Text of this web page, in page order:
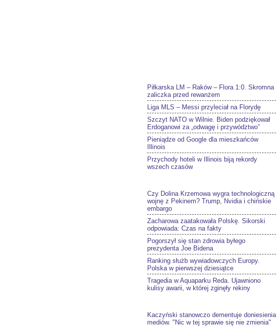
Piłkarska LM – Raków – Flora 1:0. Skromna
zaliczka przed rewanżem
Liga MLS – Messi przyleciał na Florydę
Szczyt NATO w Wilnie. Biden podziękował
Erdoganowi za „odwagę i przywództwo”
Pieniądze od Google dla mieszkańców
Illinois
Przychody hoteli w Illinois biją rekordy
wszech czasów
Czy Dolina Krzemowa wygra technologiczną
wojnę z Pekinem? Trump, Nvidia i chińskie
embargo
Zacharowa zaatakowała Polskę. Sikorski
odpowiada: Czas na fakty
Pogorszył się stan zdrowia byłego
prezydenta Joe Bidena
Ranking służb wywiadowczych Europy.
Polska w pierwszej dziesiątce
Tragedia w Aquaparku Reda. Ujawniono
kulisy awarii, w której zginęły rekiny
Kaczyński stanowczo dementuje doniesienia
mediów. "Nic w tej sprawie się nie zmienia"